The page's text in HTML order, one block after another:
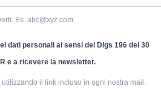
Es. abc@xyz.com
dati personali ai sensi del Dlgs 196 del 30
e a ricevere la newsletter.
il link incluso in ogni nostra mail.
del globo terracqueo: da Hong
che abbiano segreti. Sempre teso a
frontiera del divertimento
dance; dà forfeit soltanto se si